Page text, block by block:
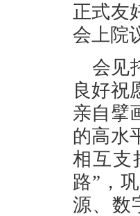
正式友
会上院
会见
良好祝
亲自擘
的高水
相互支
路”，
源、数